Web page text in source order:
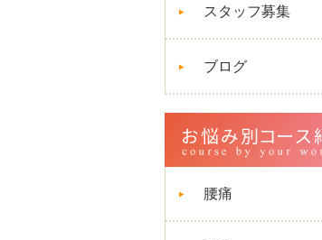
スタッフ募集
ブログ
腰痛